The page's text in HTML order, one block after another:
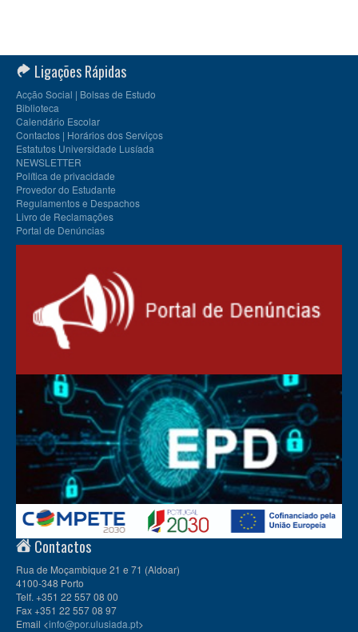
Ligações Rápidas
Acção Social | Bolsas de Estudo
Biblioteca
Calendário Escolar
Contactos | Horários dos Serviços
Estatutos Universidade Lusíada
NEWSLETTER
Política de privacidade
Provedor do Estudante
Regulamentos e Despachos
Livro de Reclamações
Portal de Denúncias
Contactos
Rua de Moçambique 21 e 71 (Aldoar)
4100-348 Porto
Telf. +351 22 557 08 00
Fax +351 22 557 08 97
Email <info@por.ulusiada.pt>